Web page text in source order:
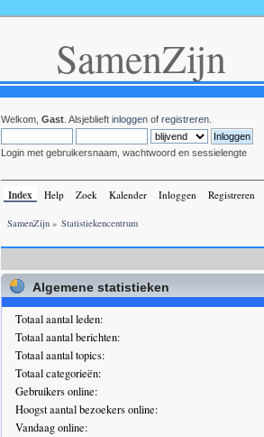
SamenZijn
Welkom,Gast . Alsjeblieftinloggen ofregistreren
Login met gebruikersnaam, wachtwoord en sessielengte
Index Help Zoek Kalender Inloggen Registreren
SamenZijn» Statistiekencentrum
Algemene statistieken
Totaal aantal leden:
Totaal aantal berichten:
Totaal aantal topics:
Totaal categorieën:
Gebruikers online:
Hoogst aantal bezoekers online:
Vandaag online: